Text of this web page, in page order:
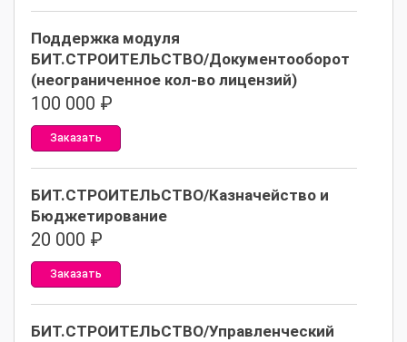
Поддержка модуля
БИТ.СТРОИТЕЛЬСТВО/Документооборот
(неограниченное кол-во лицензий)
100 000 ₽
Заказать
БИТ.СТРОИТЕЛЬСТВО/Казначейство и
Бюджетирование
20 000 ₽
Заказать
БИТ.СТРОИТЕЛЬСТВО/Управленческий